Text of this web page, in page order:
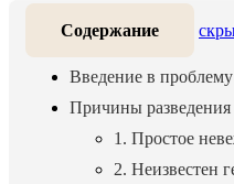
Содержание
Введение в
Причины
1. Простое
2. Неизвестен